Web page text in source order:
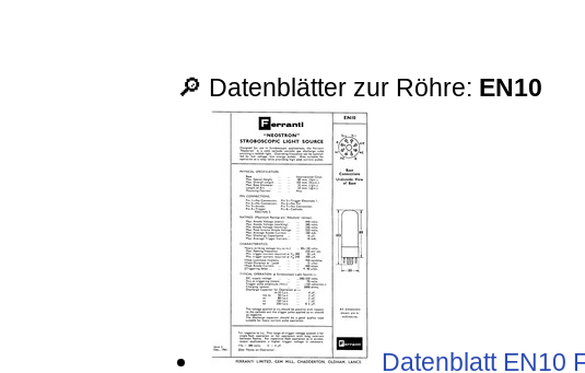
🔎 Datenblätter zur Röhre: EN10
Datenblatt EN10